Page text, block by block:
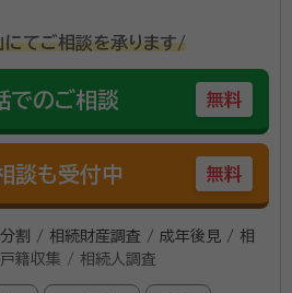
にてご相談を承ります/
でのご相談 無料
談も受付中 無料
割 / 相続財産調査 / 成年後見 / 相
籍収集 / 相続人調査